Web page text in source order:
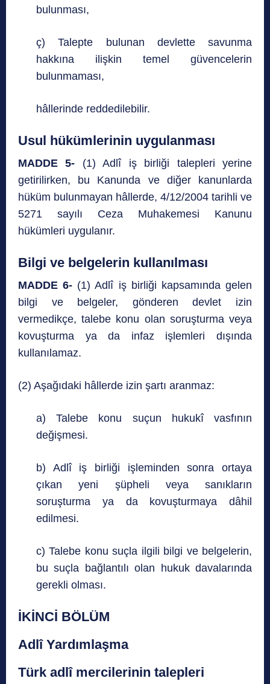
bulunması,
ç) Talepte bulunan devlette savunma
hakkına ilişkin temel güvencelerin
bulunmaması,
hâllerinde reddedilebilir.
Usul hükümlerinin uygulanması
MADDE 5- (1) Adlî iş birliği talepleri yerine
getirilirken, bu Kanunda ve diğer kanunlarda
hüküm bulunmayan hâllerde, 4/12/2004 tarihli ve
5271 sayılı Ceza Muhakemesi Kanunu
hükümleri uygulanır.
Bilgi ve belgelerin kullanılması
MADDE 6- (1) Adlî iş birliği kapsamında gelen
bilgi ve belgeler, gönderen devlet izin
vermedikçe, talebe konu olan soruşturma veya
kovuşturma ya da infaz işlemleri dışında
kullanılamaz.
(2) Aşağıdaki hâllerde izin şartı aranmaz:
a) Talebe konu suçun hukukî vasfının
değişmesi.
b) Adlî iş birliği işleminden sonra ortaya
çıkan yeni şüpheli veya sanıkların
soruşturma ya da kovuşturmaya dâhil
edilmesi.
c) Talebe konu suçla ilgili bilgi ve belgelerin,
bu suçla bağlantılı olan hukuk davalarında
gerekli olması.
İKİNCİ BÖLÜM
Adlî Yardımlaşma
Türk adlî mercilerinin talepleri